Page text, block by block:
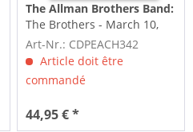
The Allman Brothers Band:
The Brothers - March 10,
2020, Madison Square...
Art-Nr.: CDPEACH342
Article doit être
commandé
44,95 € *